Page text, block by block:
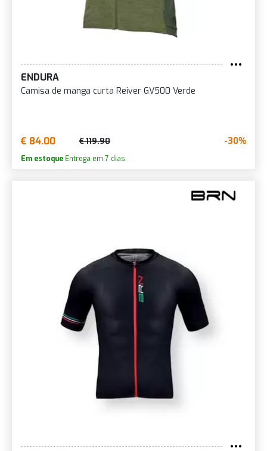
ENDURA
Camisa de manga curta Reiver GV500 Verde
€ 84.00 € 119.90 -30%
Em estoque Entrega em 7 dias.